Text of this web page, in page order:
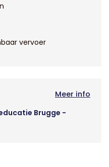
vervoer
Brugge -
Meer info